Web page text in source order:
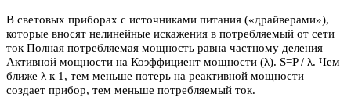
В световых приборах с источниками питания («драйверами»),
которые вносят нелинейные искажения в потребляемый от сети
ток Полная потребляемая мощность равна частному деления
Активной мощности на Коэффициент мощности (λ). S=P / λ. Чем
ближе λ к 1, тем меньше потерь на реактивной мощности
создает прибор, тем меньше потребляемый ток.